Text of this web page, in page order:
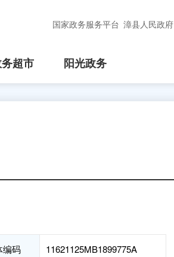
国家政务服务平台 漳县人民政府
超市 阳光政务
编码 11621125MB1899775A